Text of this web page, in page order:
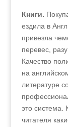
Книги.
ездила в
привезла
перевес,
Качество
на
литературе
это система.
читателя